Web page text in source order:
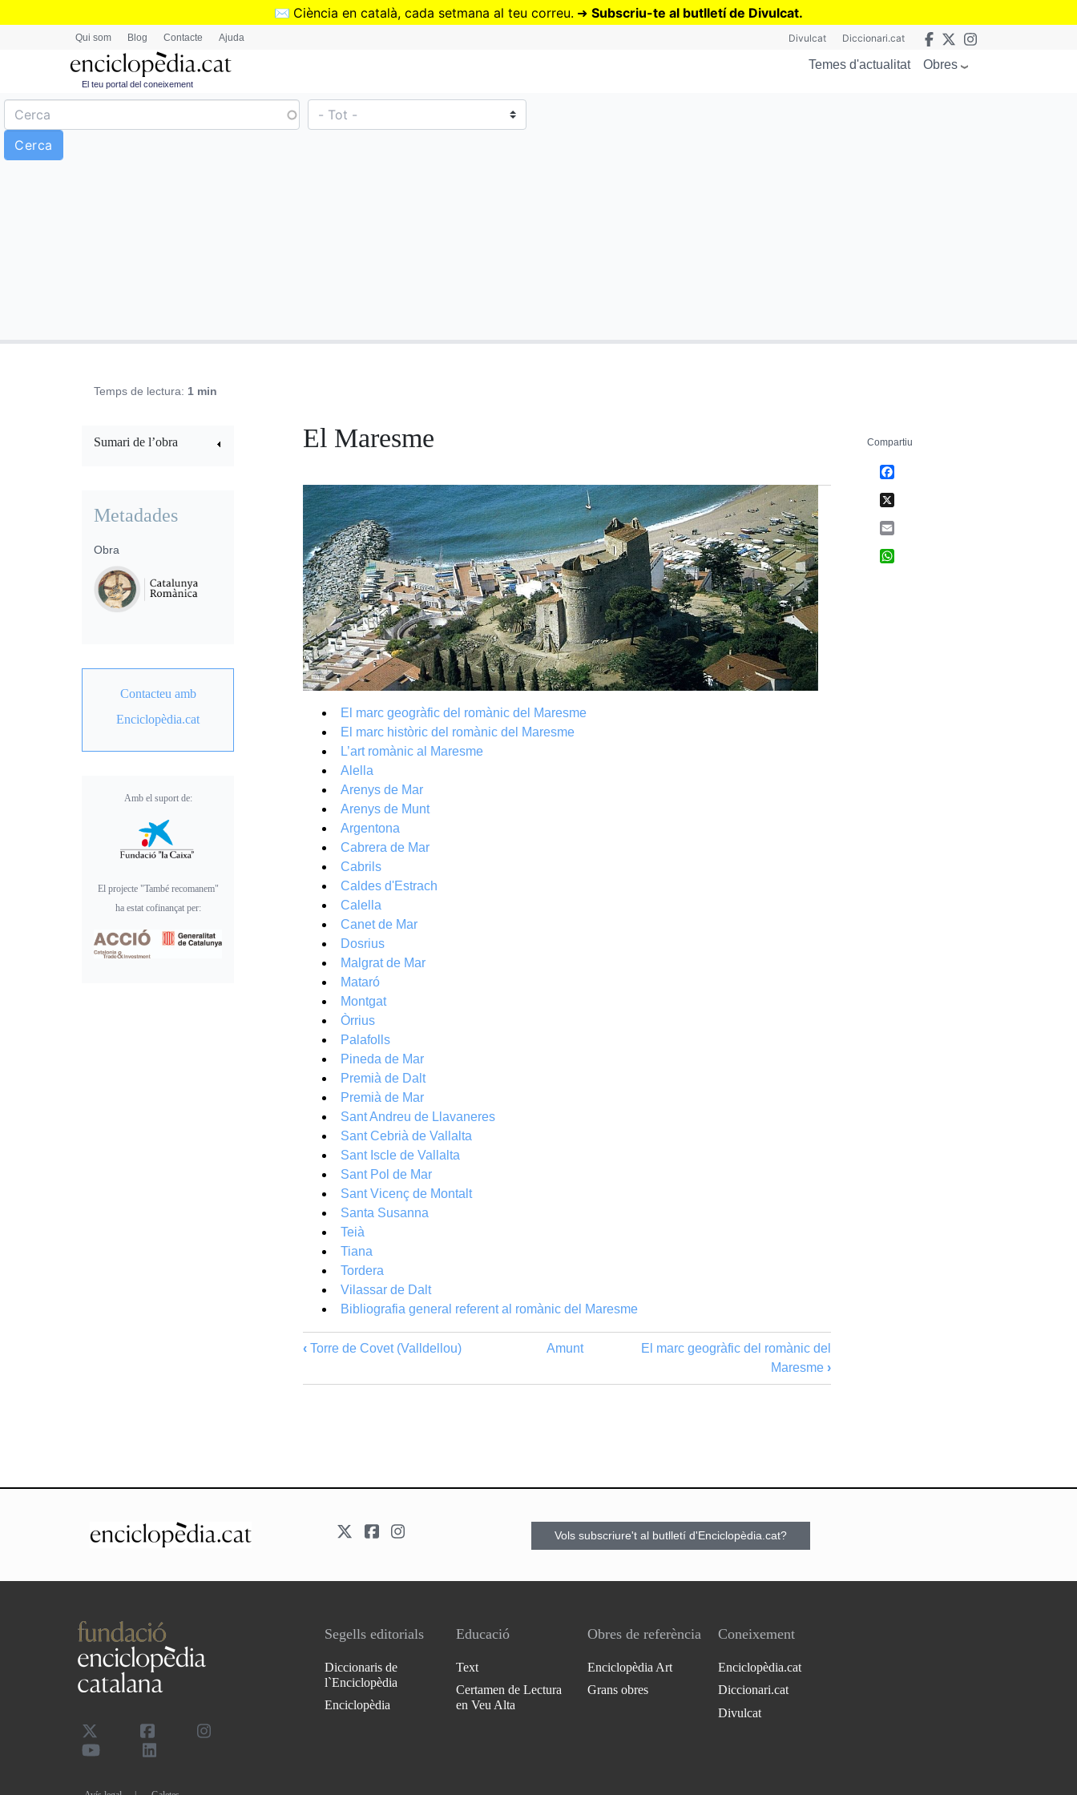
Vés
✉️ Ciència en català, cada setmana al teu correu. ➜ Subscriu-te al butlletí de Divulcat.
Qui som Blog Contacte Ajuda Divulcat Diccionari.cat
El teu portal del coneixement
Temes d'actualitat Obres
Temps de lectura: 1 min
El Maresme
El marc geogràfic del romànic del Maresme
El marc històric del romànic del Maresme
L’art romànic al Maresme
Alella
Arenys de Mar
Arenys de Munt
Argentona
Cabrera de Mar
Cabrils
Caldes d'Estrach
Calella
Canet de Mar
Dosrius
Malgrat de Mar
Mataró
Montgat
Òrrius
Palafolls
Pineda de Mar
Premià de Dalt
Premià de Mar
Sant Andreu de Llavaneres
Sant Cebrià de Vallalta
Sant Iscle de Vallalta
Sant Pol de Mar
Sant Vicenç de Montalt
Santa Susanna
Teià
Tiana
Tordera
Vilassar de Dalt
Bibliografia general referent al romànic del Maresme
‹ Torre de Covet (Valldellou) Amunt
El marc geogràfic del romànic del
Maresme ›
Sumari de l’obra
Metadades
Obra
Contacteu amb
Enciclopèdia.cat
Amb el suport de:
El projecte "També recomanem"
ha estat cofinançat per:
Compartiu
Vols subscriure't al butlletí d'Enciclopèdia.cat?
Segells editorials
Diccionaris de
l`Enciclopèdia
Enciclopèdia
Educació
Text
Certamen de Lectura
en Veu Alta
Obres de referència
Enciclopèdia Art
Grans obres
Coneixement
Enciclopèdia.cat
Diccionari.cat
Divulcat